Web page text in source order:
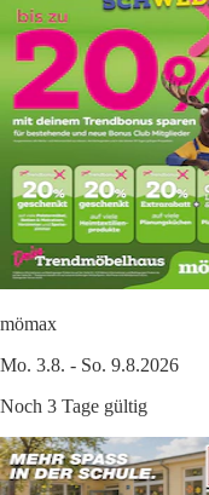
mömax
Mo. 3.8. - So. 9.8.2026
Noch 3 Tage gültig